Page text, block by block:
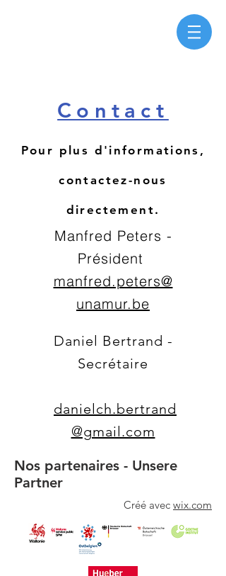
Contact
Pour plus d'informations,
contactez-nous
directement.
Manfred Peters -
Président
manfred.peters@
unamur.be
Daniel Bertrand -
Secrétaire
danielch.bertrand
@gmail.com
Nos partenaires - Unsere
Partner
Créé avec wix.com